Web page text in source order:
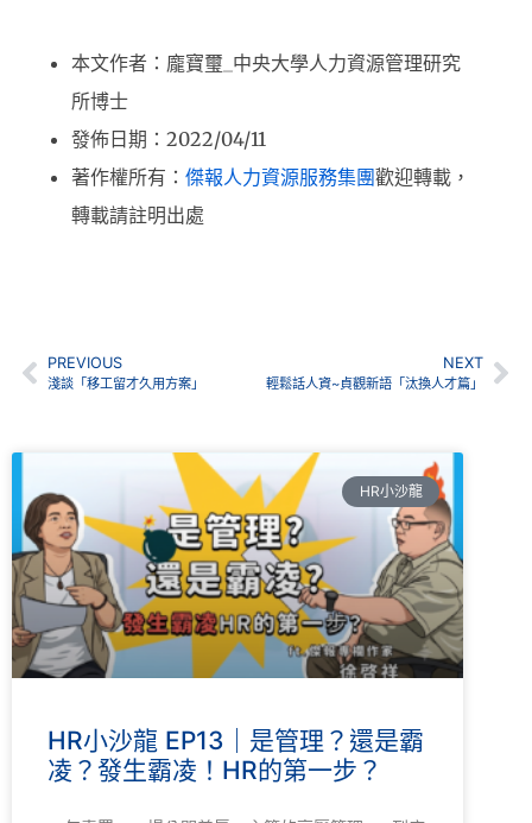
本文作者：龐寶璽_中央大學人力資源管理研究
所博士
發佈日期：2022/04/11
著作權所有： 傑報人力資源服務集團歡迎轉載，
轉載請註明出處
PREVIOUS
淺談「移工留才久用方案」
NEXT
輕鬆話人資~貞觀新語「汰換人才篇」
HR小沙龍
HR小沙龍 EP13｜是管理？還是霸
凌？發生霸凌！HR的第一步？